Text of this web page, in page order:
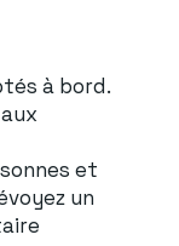
à bord.
et
un